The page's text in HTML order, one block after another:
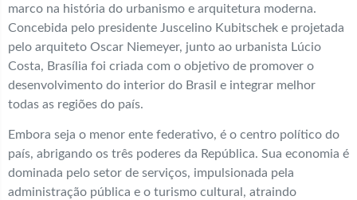
marco na história do urbanismo e arquitetura moderna.
Concebida pelo presidente Juscelino Kubitschek e projetada
pelo arquiteto Oscar Niemeyer, junto ao urbanista Lúcio
Costa, Brasília foi criada com o objetivo de promover o
desenvolvimento do interior do Brasil e integrar melhor
todas as regiões do país.
Embora seja o menor ente federativo, é o centro político do
país, abrigando os três poderes da República. Sua economia é
dominada pelo setor de serviços, impulsionada pela
administração pública e o turismo cultural, atraindo